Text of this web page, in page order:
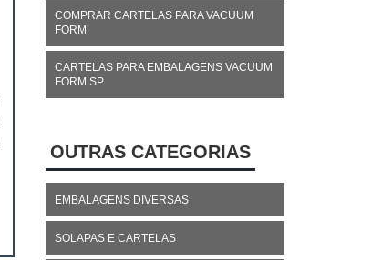
COMPRAR CARTELAS PARA VACUUM
FORM
CARTELAS PARA EMBALAGENS VACUUM
FORM SP
OUTRAS CATEGORIAS
EMBALAGENS DIVERSAS
SOLAPAS E CARTELAS